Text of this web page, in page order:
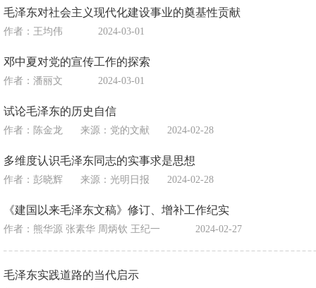
毛泽东对社会主义现代化建设事业的奠基性贡献
作者：王均伟 2024-03-01
邓中夏对党的宣传工作的探索
作者：潘丽文 2024-03-01
试论毛泽东的历史自信
作者：陈金龙 来源： 党的文献 2024-02-28
多维度认识毛泽东同志的实事求是思想
作者：彭晓辉 来源： 光明日报 2024-02-28
《建国以来毛泽东文稿》修订、增补工作纪实
作者：熊华源 张素华 周炳钦 王纪一 2024-02-27
毛泽东实践道路的当代启示